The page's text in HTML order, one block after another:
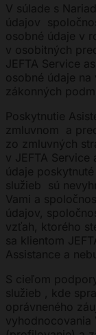
V súlade s
údajov
osobné údaje v
v osobitných
JEFTA Service
osobné údaje na
zákonných
Poskytnutie
zmluvnom a
zo zmluvných
v JEFTA Service
údaje
služieb sú
Vami a
údajov,
vzťah, ktorého
sa klientom
Assistance a
S cieľom
služieb , kde
oprávneného
vyhodnocovania